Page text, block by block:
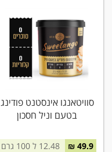
סוויטאנגו אינסטנט פודינג
בטעם וניל חסכון
49.9 ₪ 12.48 ל 100 גרם